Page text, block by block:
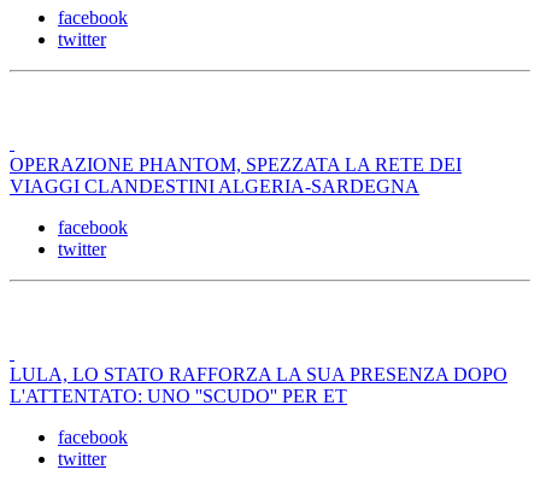
facebook
twitter
OPERAZIONE PHANTOM, SPEZZATA LA RETE DEI
VIAGGI CLANDESTINI ALGERIA-SARDEGNA
facebook
twitter
LULA, LO STATO RAFFORZA LA SUA PRESENZA DOPO
L'ATTENTATO: UNO ''SCUDO'' PER ET
facebook
twitter